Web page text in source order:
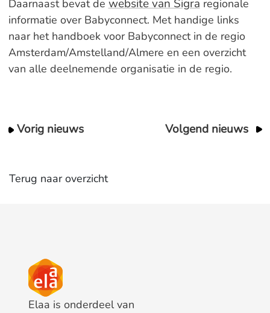
Daarnaast bevat de website van Sigra regionale
informatie over Babyconnect. Met handige links
naar het handboek voor Babyconnect in de regio
Amsterdam/Amstelland/Almere en een overzicht
van alle deelnemende organisatie in de regio.
Vorig nieuws Volgend nieuws
Terug naar overzicht
Elaa is onderdeel van